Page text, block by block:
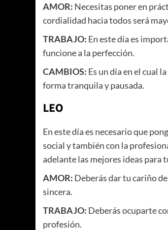
AMOR: Necesitas poner en
cordialidad hacia todos será
TRABAJO: En este día es
funcione a la perfección.
CAMBIOS: Es un día en el cual
forma tranquila y pausada.
LEO
En este día es necesario que
social y también con la
adelante las mejores ideas para
AMOR: Deberás dar tu cariño
sincera.
TRABAJO: Deberás ocuparte
profesión.